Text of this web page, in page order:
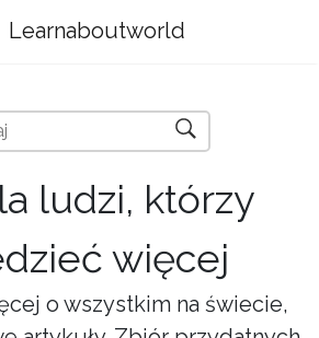
Learnaboutworld
ludzi, którzy
więcej
o wszystkim na świecie,